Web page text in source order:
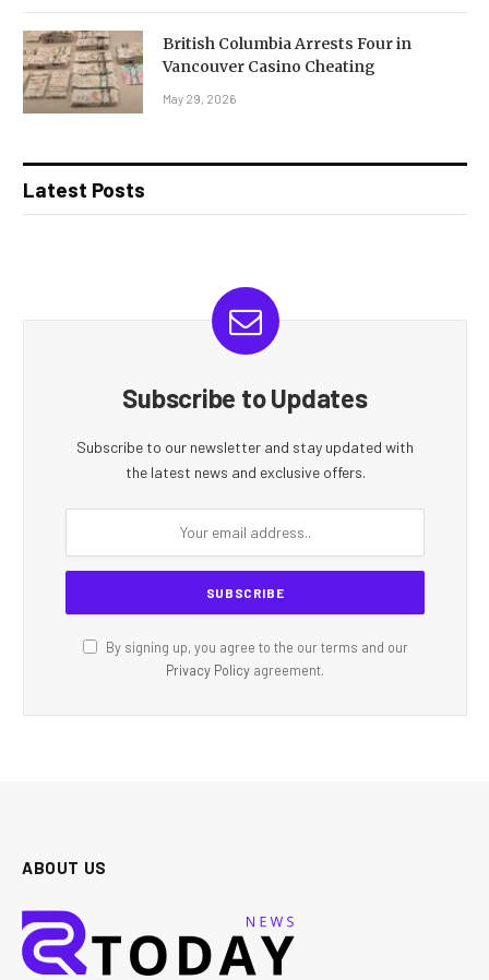
British Columbia Arrests Four in
Vancouver Casino Cheating
May 29, 2026
Latest Posts
Subscribe to Updates
Subscribe to our newsletter and stay updated with
the latest news and exclusive offers.
By signing up, you agree to the our terms and our
Privacy Policy agreement.
ABOUT US